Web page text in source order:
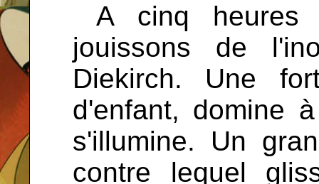
A cinq heures
jouissons de
Diekirch. Une
d'enfant, domine
s'illumine. Un
contre lequel